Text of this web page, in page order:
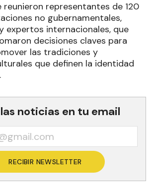
reunieron representantes de 120
no gubernamentales,
expertos internacionales, que
decisiones claves para
las tradiciones y
que definen la identidad
noticias en tu email
RECIBIR NEWSLETTER